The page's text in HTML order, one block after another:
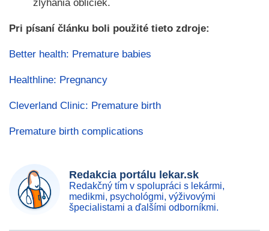
zlyhania obličiek.
Pri písaní článku boli použité tieto zdroje:
Better health: Premature babies
Healthline: Pregnancy
Cleverland Clinic: Premature birth
Premature birth complications
Redakcia portálu lekar.sk
Redakčný tím v spolupráci s lekármi,
medikmi, psychológmi, výživovými
špecialistami a ďalšími odborníkmi.